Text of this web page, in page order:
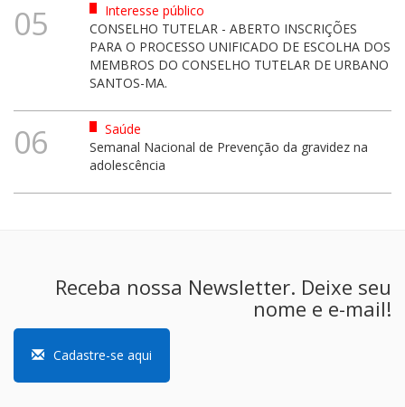
05
Interesse público
CONSELHO TUTELAR - ABERTO INSCRIÇÕES
PARA O PROCESSO UNIFICADO DE ESCOLHA DOS
MEMBROS DO CONSELHO TUTELAR DE URBANO
SANTOS-MA.
06
Saúde
Semanal Nacional de Prevenção da gravidez na
adolescência
Receba nossa Newsletter. Deixe seu
nome e e-mail!
Cadastre-se aqui